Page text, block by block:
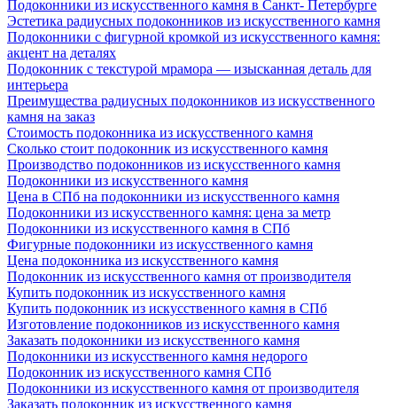
Подоконники из искусственного камня в Санкт- Петербурге
Эстетика радиусных подоконников из искусственного камня
Подоконники с фигурной кромкой из искусственного камня:
акцент на деталях
Подоконник с текстурой мрамора — изысканная деталь для
интерьера
Преимущества радиусных подоконников из искусственного
камня на заказ
Стоимость подоконника из искусственного камня
Сколько стоит подоконник из искусственного камня
Производство подоконников из искусственного камня
Подоконники из искусственного камня
Цена в СПб на подоконники из искусственного камня
Подоконники из искусственного камня: цена за метр
Подоконники из искусственного камня в СПб
Фигурные подоконники из искусственного камня
Цена подоконника из искусственного камня
Подоконник из искусственного камня от производителя
Купить подоконник из искусственного камня
Купить подоконник из искусственного камня в СПб
Изготовление подоконников из искусственного камня
Заказать подоконники из искусственного камня
Подоконники из искусственного камня недорого
Подоконник из искусственного камня СПб
Подоконники из искусственного камня от производителя
Заказать подоконник из искусственного камня